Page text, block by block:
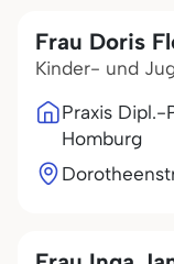
Frau Doris
Kinder- und
Praxis Dipl.-
Homburg